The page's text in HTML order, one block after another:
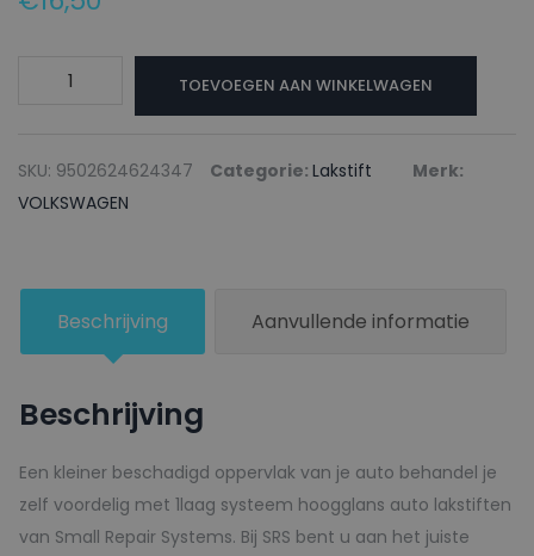
VOLKSWAGEN
SAIMAGRUEN
-
TOEVOEGEN AAN WINKELWAGEN
SKU: 9502624624347 Categorie: Lakstift
Merk:
VOLKSWAGEN
Beschrijving Aanvullende informatie
Beschrijving
Een kleiner beschadigd oppervlak van je auto behandel je
zelf voordelig met 1laag systeem hoogglans auto lakstiften
van Small Repair Systems. Bij SRS bent u aan het juiste